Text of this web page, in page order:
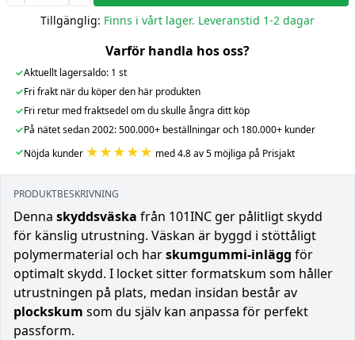
Tillgänglig: Finns i vårt lager. Leveranstid 1-2 dagar
Varför handla hos oss?
✓Aktuellt lagersaldo: 1 st
✓Fri frakt när du köper den här produkten
✓Fri retur med fraktsedel om du skulle ångra ditt köp
✓På nätet sedan 2002: 500.000+ beställningar och 180.000+ kunder
✓Nöjda kunder ★★★★★ med 4.8 av 5 möjliga på Prisjakt
PRODUKTBESKRIVNING
Denna skyddsväska från 101INC ger pålitligt skydd
för känslig utrustning. Väskan är byggd i stöttåligt
polymermaterial och harskumgummi-inlägg för
optimalt skydd. I locket sitter formatskum som håller
utrustningen på plats, medan insidan består av
plockskum som du själv kan anpassa för perfekt
passform.